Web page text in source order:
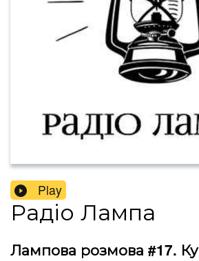
Play
Радіо Лампа
Лампова розмова #17.